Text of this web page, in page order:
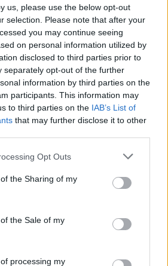
us, please use the below opt-out
selection. Please note that after your
you may continue seeing
on personal information utilized by
disclosed to third parties prior to
separately opt-out of the further
information by third parties on the
participants. This information may
to third parties on the IAB’s List of
that may further disclose it to other
Opt Outs
the Sharing of my
the Sale of my
processing my
for Europe
Esim for Caribbean